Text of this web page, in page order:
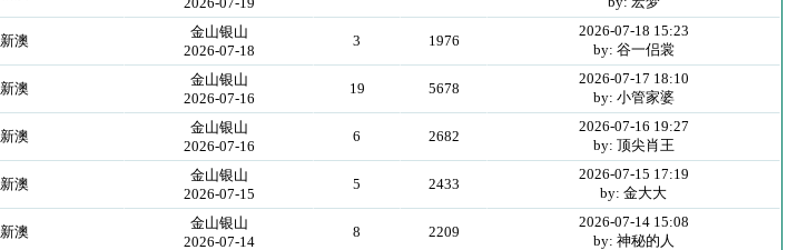
新澳
金山银山
2026-07-18
3 1976
2026-07-18 15:23
by: 谷一侣裳
新澳
金山银山
2026-07-16
19 5678
2026-07-17 18:10
by: 小管家婆
新澳
金山银山
2026-07-16
6 2682
2026-07-16 19:27
by: 顶尖肖王
新澳
金山银山
2026-07-15
5 2433
2026-07-15 17:19
by: 金大大
新澳
金山银山
2026-07-14
8 2209
2026-07-14 15:08
by: 神秘的人